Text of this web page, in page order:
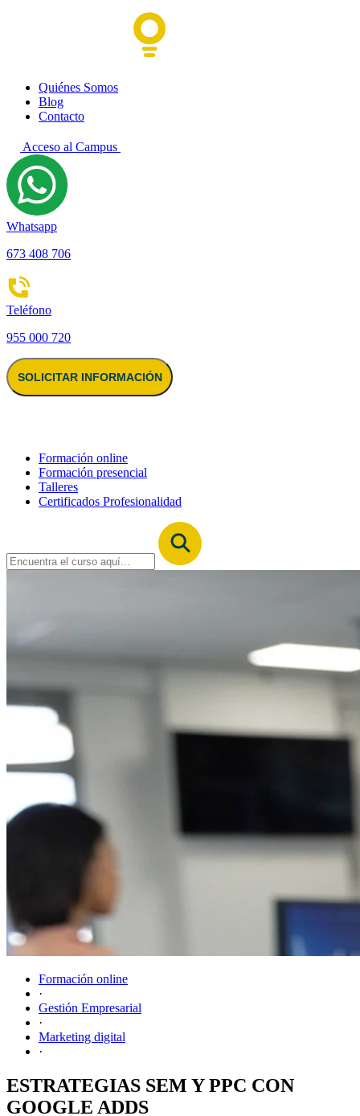
Quiénes Somos
Blog
Contacto
Acceso al Campus
Whatsapp
673 408 706
Teléfono
955 000 720
SOLICITAR INFORMACIÓN
Formación online
Formación presencial
Talleres
Certificados Profesionalidad
Formación online
·
Gestión Empresarial
·
Marketing digital
·
ESTRATEGIAS SEM Y PPC CON
GOOGLE ADDS